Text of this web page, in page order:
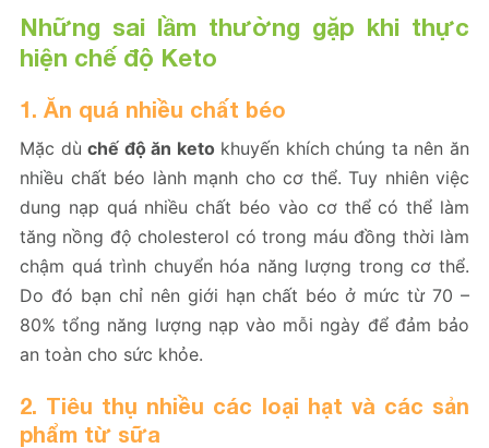
Những sai lầm thường gặp khi thực
hiện chế độ Keto
1. Ăn quá nhiều chất béo
Mặc dùchế độ ăn ketokhuyến khích chúng ta nên ăn
nhiều chất béo lành mạnh cho cơ thể. Tuy nhiên việc
dung nạp quá nhiều chất béo vào cơ thể có thể làm
tăng nồng độ cholesterol có trong máu đồng thời làm
chậm quá trình chuyển hóa năng lượng trong cơ thể.
Do đó bạn chỉ nên giới hạn chất béo ở mức từ 70 –
80% tổng năng lượng nạp vào mỗi ngày để đảm bảo
an toàn cho sức khỏe.
2. Tiêu thụ nhiều các loại hạt và các sản
phẩm từ sữa